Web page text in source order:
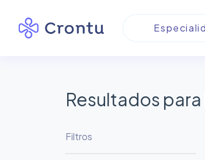
Resultados para
Filtros